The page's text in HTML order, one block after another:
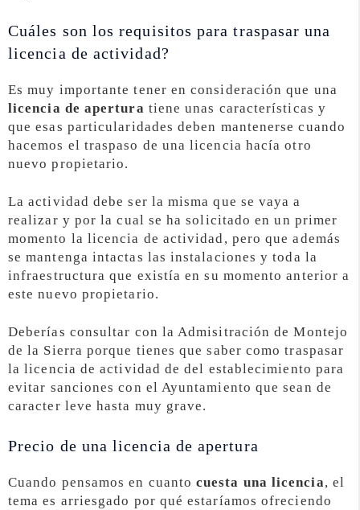
Cuáles son los requisitos para traspasar una
licencia de actividad?
Es muy importante tener en consideración que una
licencia de apertura tiene unas características y
que esas particularidades deben mantenerse cuando
hacemos el traspaso de una licencia hacía otro
nuevo propietario.
La actividad debe ser la misma que se vaya a
realizar y por la cual se ha solicitado en un primer
momento la licencia de actividad, pero que además
se mantenga intactas las instalaciones y toda la
infraestructura que existía en su momento anterior a
este nuevo propietario.
Deberías consultar con la Admisitración de Montejo
de la Sierra porque tienes que saber como traspasar
la licencia de actividad de del establecimiento para
evitar sanciones con el Ayuntamiento que sean de
caracter leve hasta muy grave.
Precio de una licencia de apertura
Cuando pensamos en cuantocuesta una licencia, el
tema es arriesgado por qué estaríamos ofreciendo